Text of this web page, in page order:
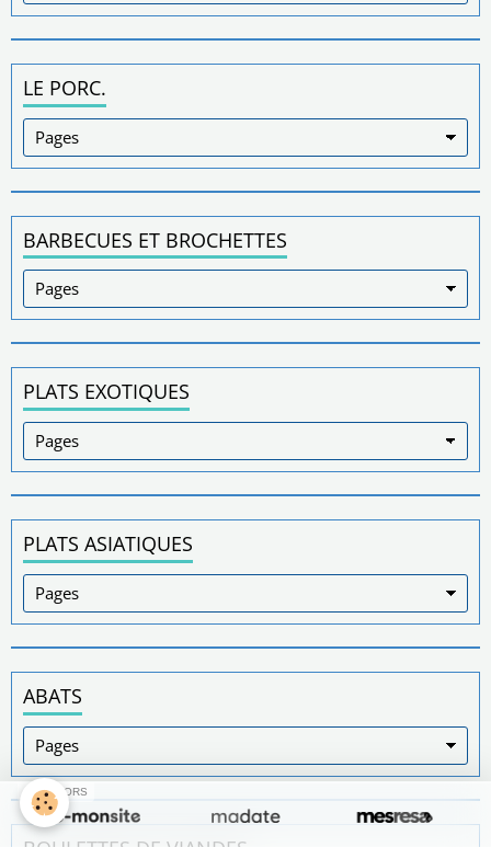
LE PORC.
BARBECUES ET BROCHETTES
PLATS EXOTIQUES
PLATS ASIATIQUES
ABATS
SPONSORS